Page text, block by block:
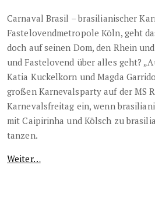
Carnaval Brasil – brasilianischer
Fastelovendmetropole Köln, geht
doch auf seinen Dom, den Rhein
und Fastelovend über alles geht?
Katia Kuckelkorn und Magda
großen Karnevalsparty auf der MS
Karnevalsfreitag ein, wenn
mit Caipirinha und Kölsch zu
tanzen.
Weiter…